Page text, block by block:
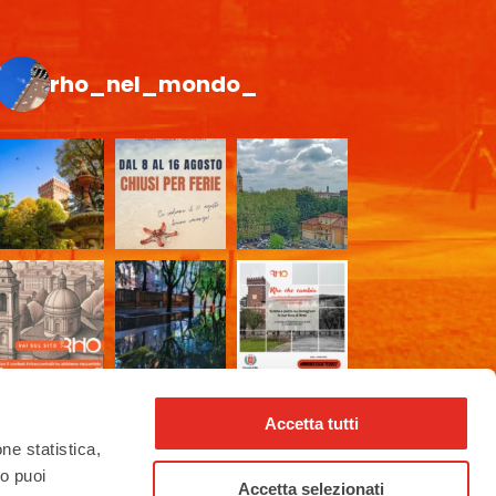
statistica,
puoi
Accetta tutti
Accetta selezionati
rho_nel_mondo_